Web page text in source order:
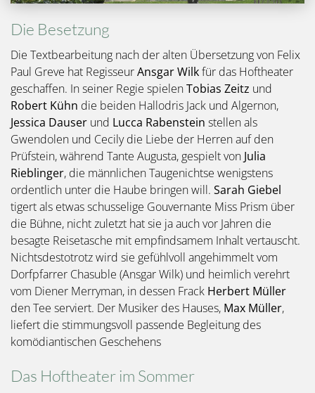
Die Besetzung
Die Textbearbeitung nach der alten Übersetzung von Felix
Paul Greve hat RegisseurAnsgar Wilkfür das Hoftheater
geschaffen. In seiner Regie spielenTobias Zeitz und
Robert Kühn die beiden Hallodris Jack und Algernon,
Jessica Dauser und Lucca Rabenstein stellen als
Gwendolen und Cecily die Liebe der Herren auf den
Prüfstein, während Tante Augusta, gespielt von Julia
Rieblinger, die männlichen Taugenichtse wenigstens
ordentlich unter die Haube bringen will. Sarah Giebel
tigert als etwas schusselige Gouvernante Miss Prism über
die Bühne, nicht zuletzt hat sie ja auch vor Jahren die
besagte Reisetasche mit empfindsamem Inhalt vertauscht.
Nichtsdestotrotz wird sie gefühlvoll angehimmelt vom
Dorfpfarrer Chasuble (Ansgar Wilk) und heimlich verehrt
vom Diener Merryman, in dessen Frack Herbert Müller
den Tee serviert. Der Musiker des Hauses, Max Müller,
liefert die stimmungsvoll passende Begleitung des
komödiantischen Geschehens
Das Hoftheater im Sommer